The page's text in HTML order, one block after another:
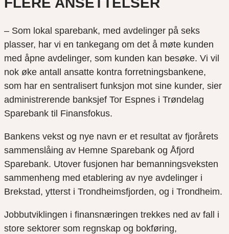
– Som lokal sparebank, med avdelinger på seks
plasser, har vi en tankegang om det å møte kunden
med åpne avdelinger, som kunden kan besøke. Vi vil
nok øke antall ansatte kontra forretningsbankene,
som har en sentralisert funksjon mot sine kunder, sier
administrerende banksjef Tor Espnes i Trøndelag
Sparebank til Finansfokus.
Bankens vekst og nye navn er et resultat av fjorårets
sammenslåing av Hemne Sparebank og Åfjord
Sparebank. Utover fusjonen har bemanningsveksten
sammenheng med etablering av nye avdelinger i
Brekstad, ytterst i Trondheimsfjorden, og i Trondheim.
Jobbutviklingen i finansnæringen trekkes ned av fall i
store sektorer som regnskap og bokføring,